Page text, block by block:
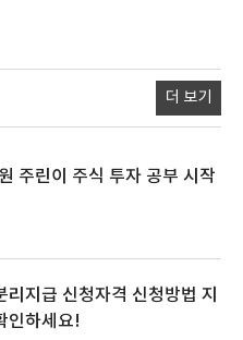
더 보기
주린이 주식 투자 공부 시작
리지급 신청자격 신청방법 지
인하세요!